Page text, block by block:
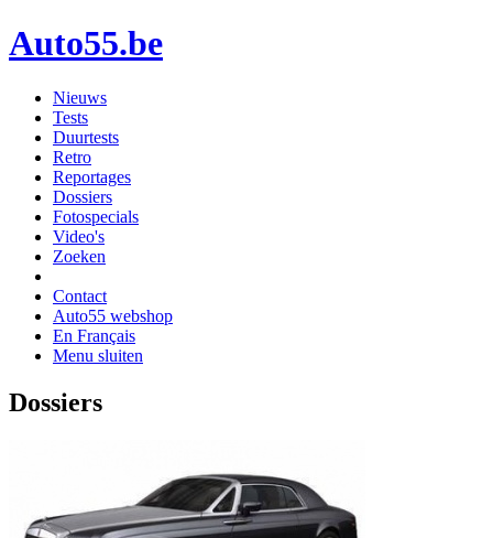
Auto55.be
Nieuws
Tests
Duurtests
Retro
Reportages
Dossiers
Fotospecials
Video's
Zoeken
Contact
Auto55 webshop
En Français
Menu sluiten
Dossiers